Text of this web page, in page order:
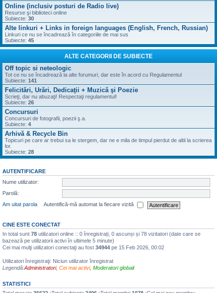
Online (inclusiv posturi de Radio live)
Resurse şi biblioteci online
Subiecte: 30
Alte linkuri + Links in foreign languages (English, French, Russian)
Linkuri ce nu se încadrează în categoriile de mai sus
Subiecte: 45
ALTE CATEGORII DE SUBIECTE
Off topic si neteologic
Tot ce nu se încadrează la alte forumuri, dar este în acord cu Regulamentul
Subiecte: 141
Felicitări, Urări, Dedicaţii + Muzică şi Poezie
Scrieţi, dar nu abuzaţi! Respectaţi regulamentul!
Subiecte: 26
Concursuri
Concursuri de fotografii, poezii ş.a.
Subiecte: 4
Arhivă & Recycle Bin
Topicuri pe care ar trebui sa le stergem, dar ne e mila de timpul pierdut de altii la scrierea
lor.
Subiecte: 28
AUTENTIFICARE
Nume utilizator:
Parolă:
Am uitat parola
Autentifică-mă automat la fiecare vizită
CINE ESTE CONECTAT
In total sunt 78 utilizatori online :: 0 înregistrați, 0 ascunși și 78 vizitatori (date care se
bazează pe utilizatorii activi în ultimele 5 minute)
Cei mai mulţi utilizatori conectaţi au fost 34944 pe 15 Feb 2026, 00:02
Utilizatori înregistraţi: Niciun utilizator înregistrat
Legendă:Administratori, Cei mai activi, Moderatori globali
STATISTICI